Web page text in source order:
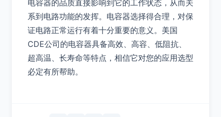
电容器的品质直接影响到它的工作状态，从而关
系到电路功能的发挥。电容器选择得合理，对保
证电路正常运行有着十分重要的意义。美国
CDE公司的电容器具备高效、高容、低阻抗、
超高温、长寿命等特点，相信它对您的应用选型
必定有所帮助。